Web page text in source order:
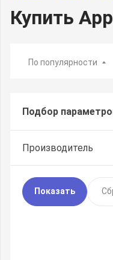
Купить
По популярности
Подбор
Производитель